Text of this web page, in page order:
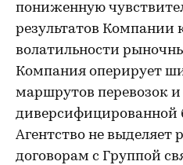
пониженную
результатов Компании
волатильности
Компания оперирует
маршрутов перевозок и
диверсифицированной
Агентство не выделяет
договорам с Группой